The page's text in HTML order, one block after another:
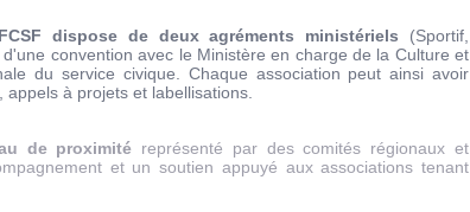
FCSF dispose de deux agréments ministériels (Sportif,
convention avec le Ministère en charge de la Culture et
du service civique. Chaque association peut ainsi avoir
à projets et labellisations.
de proximité représenté par des comités régionaux et
et un soutien appuyé aux associations tenant